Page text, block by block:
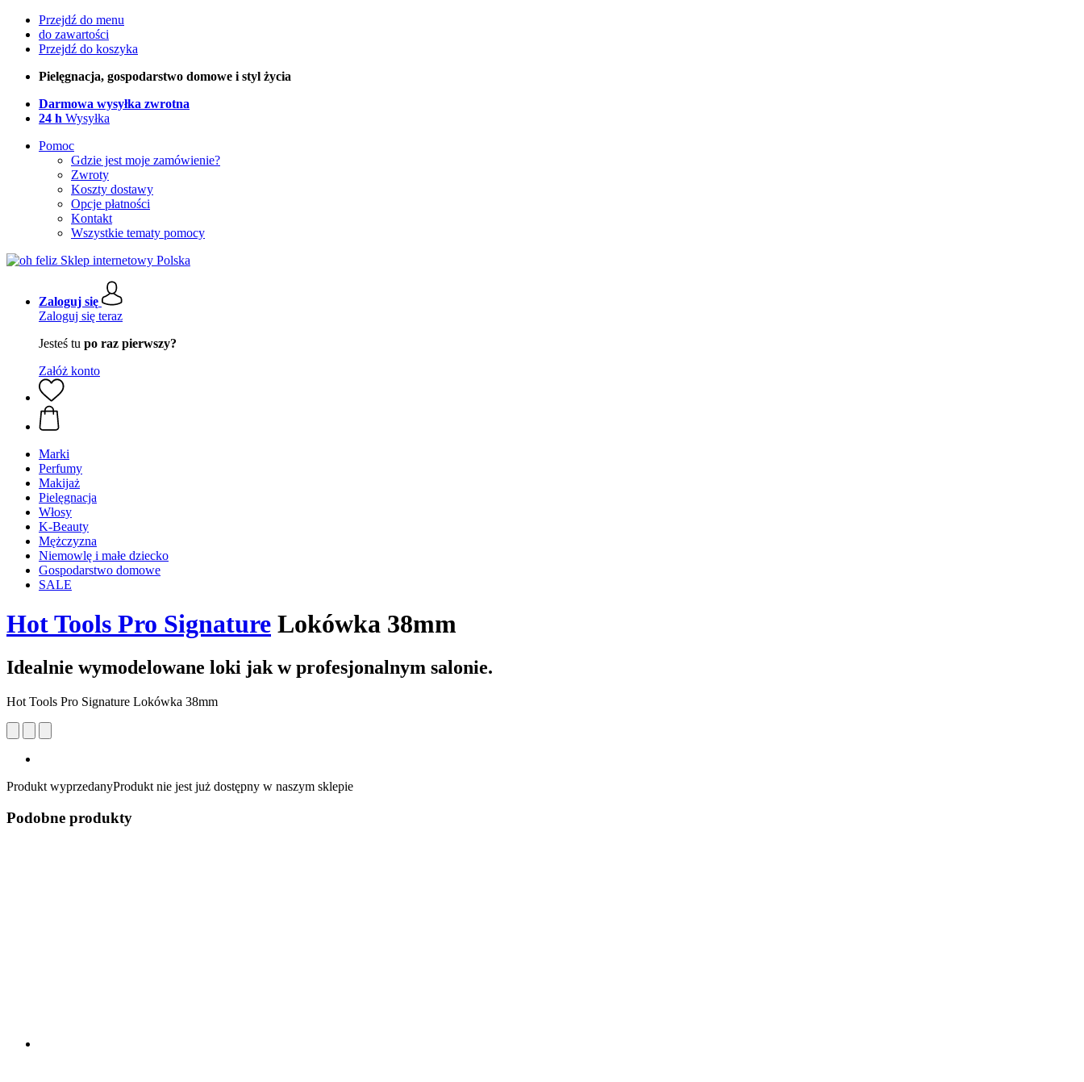
Przejdź do menu
do zawartości
Przejdź do koszyka
Pielęgnacja, gospodarstwo domowe i styl życia
Darmowa wysyłka zwrotna
24 h Wysyłka
Pomoc
Gdzie jest moje zamówienie?
Zwroty
Koszty dostawy
Opcje płatności
Kontakt
Wszystkie tematy pomocy
Zaloguj się
Zaloguj się teraz
Jesteś tu po raz pierwszy?
Załóż konto
Marki
Perfumy
Makijaż
Pielęgnacja
Włosy
K-Beauty
Mężczyzna
Niemowlę i małe dziecko
Gospodarstwo domowe
SALE
Hot Tools Pro Signature Lokówka 38mm
Idealnie wymodelowane loki jak w profesjonalnym salonie.
Hot Tools Pro Signature Lokówka 38mm
Produkt wyprzedanyProdukt nie jest już dostępny w naszym sklepie
Podobne produkty